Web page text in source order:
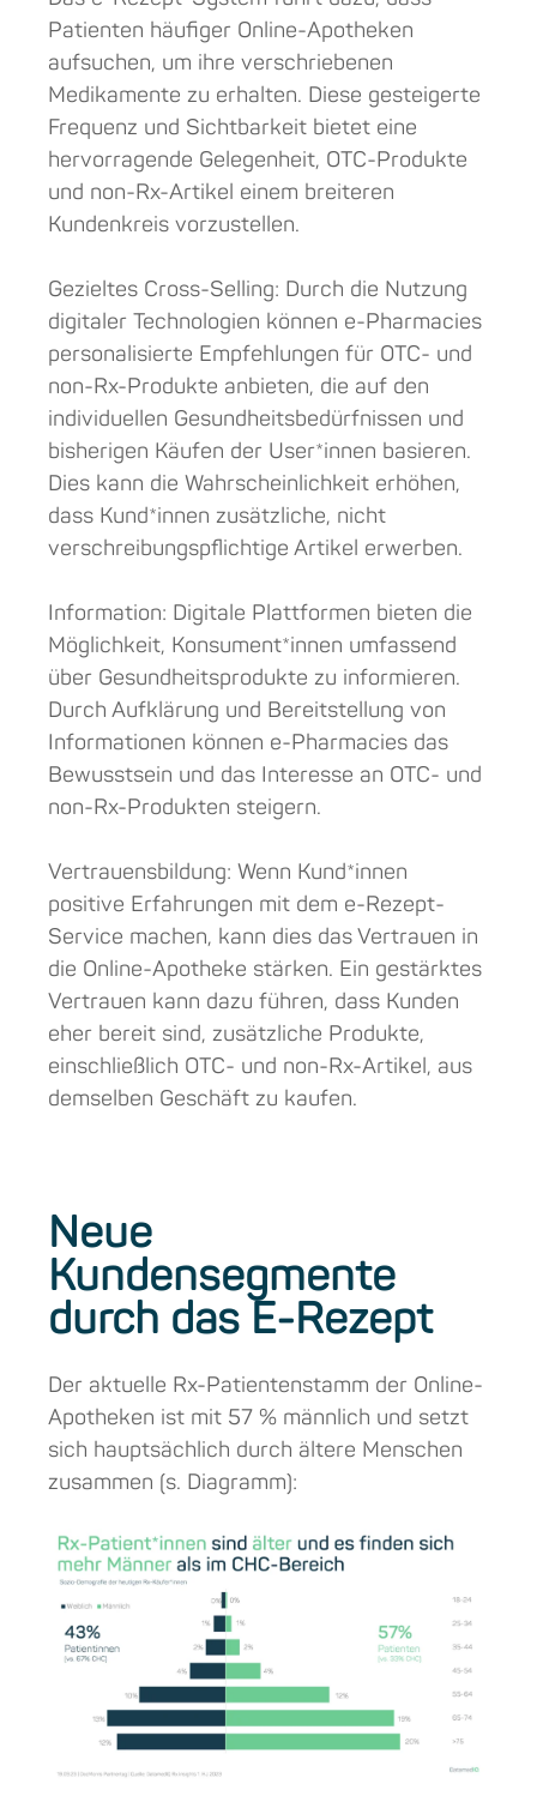
Patienten häufiger Online-Apotheken
aufsuchen, um ihre verschriebenen
Medikamente zu erhalten. Diese gesteigerte
Frequenz und Sichtbarkeit bietet eine
hervorragende Gelegenheit, OTC-Produkte
und non-Rx-Artikel einem breiteren
Kundenkreis vorzustellen.
Gezieltes Cross-Selling: Durch die Nutzung
digitaler Technologien können e-Pharmacies
personalisierte Empfehlungen für OTC- und
non-Rx-Produkte anbieten, die auf den
individuellen Gesundheitsbedürfnissen und
bisherigen Käufen der User*innen basieren.
Dies kann die Wahrscheinlichkeit erhöhen,
dass Kund*innen zusätzliche, nicht
verschreibungspflichtige Artikel erwerben.
Information: Digitale Plattformen bieten die
Möglichkeit, Konsument*innen umfassend
über Gesundheitsprodukte zu informieren.
Durch Aufklärung und Bereitstellung von
Informationen können e-Pharmacies das
Bewusstsein und das Interesse an OTC- und
non-Rx-Produkten steigern.
Vertrauensbildung: Wenn Kund*innen
positive Erfahrungen mit dem e-Rezept-
Service machen, kann dies das Vertrauen in
die Online-Apotheke stärken. Ein gestärktes
Vertrauen kann dazu führen, dass Kunden
eher bereit sind, zusätzliche Produkte,
einschließlich OTC- und non-Rx-Artikel, aus
demselben Geschäft zu kaufen.
Neue
Kundensegmente
durch das E-Rezept
Der aktuelle Rx-Patientenstamm der Online-
Apotheken ist mit 57 % männlich und setzt
sich hauptsächlich durch ältere Menschen
zusammen (s. Diagramm):